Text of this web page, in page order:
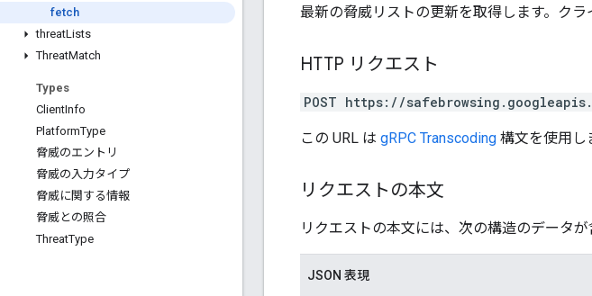
fetch
threatLists
ThreatMatch
Types
ClientInfo
PlatformType
脅威のエントリ
脅威の入力タイプ
脅威に関する情報
脅威との照合
ThreatType
最新の脅威リストの更新を取得します。ク
HTTP リクエスト
POST https://
この URL は gRPC Transcoding 構文を使用し
リクエストの本文
リクエストの本文には、次の構造のデータが
JSON 表現